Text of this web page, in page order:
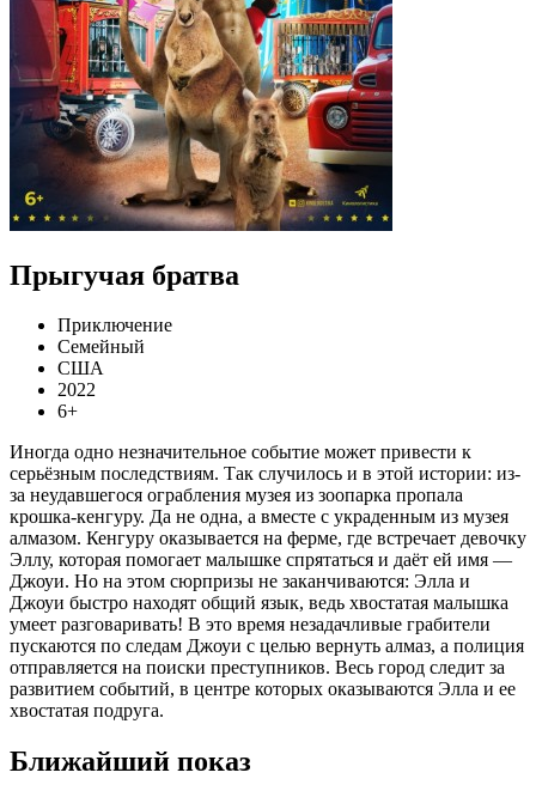
Прыгучая братва
Приключение
Семейный
США
2022
6+
Иногда одно незначительное событие может привести к
серьёзным последствиям. Так случилось и в этой истории: из-
за неудавшегося ограбления музея из зоопарка пропала
крошка-кенгуру. Да не одна, а вместе с украденным из музея
алмазом. Кенгуру оказывается на ферме, где встречает девочку
Эллу, которая помогает малышке спрятаться и даёт ей имя —
Джоуи. Но на этом сюрпризы не заканчиваются: Элла и
Джоуи быстро находят общий язык, ведь хвостатая малышка
умеет разговаривать! В это время незадачливые грабители
пускаются по следам Джоуи с целью вернуть алмаз, а полиция
отправляется на поиски преступников. Весь город следит за
развитием событий, в центре которых оказываются Элла и ее
хвостатая подруга.
Ближайший показ